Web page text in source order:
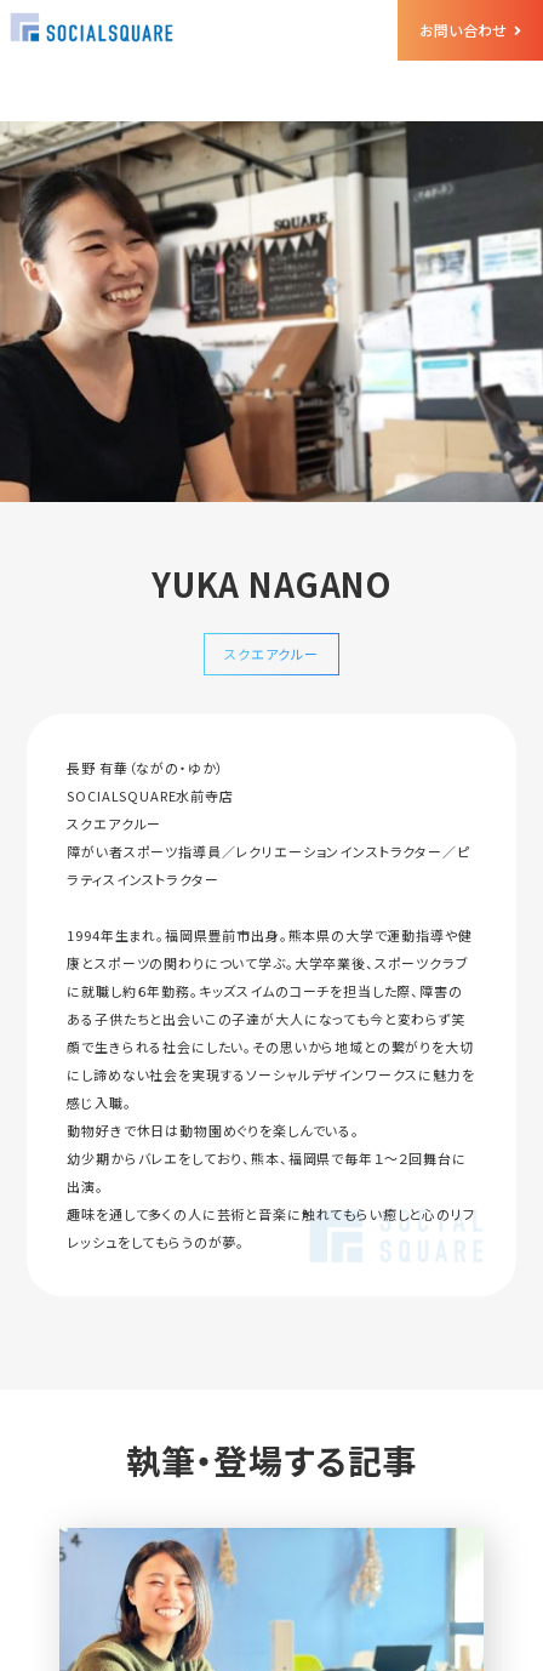
お問い合わせ
クルー 長野 有華
YUKA NAGANO
スクエアクルー
長野 有華（ながの・ゆか）
SOCIALSQUARE水前寺店
スクエアクルー
障がい者スポーツ指導員／レクリエーションインストラクター／ピ
ラティスインストラクター
1994年生まれ。福岡県豊前市出身。熊本県の大学で運動指導や健
康とスポーツの関わりについて学ぶ。大学卒業後、スポーツクラブ
に就職し約６年勤務。キッズスイムのコーチを担当した際、障害の
ある子供たちと出会いこの子達が大人になっても今と変わらず笑
顔で生きられる社会にしたい。その思いから地域との繋がりを大切
にし諦めない社会を実現するソーシャルデザインワークスに魅力を
感じ入職。
動物好きで休日は動物園めぐりを楽しんでいる。
幼少期からバレエをしており、熊本、福岡県で毎年１～２回舞台に
出演。
趣味を通して多くの人に芸術と音楽に触れてもらい癒しと心のリフ
レッシュをしてもらうのが夢。
執筆・登場する記事